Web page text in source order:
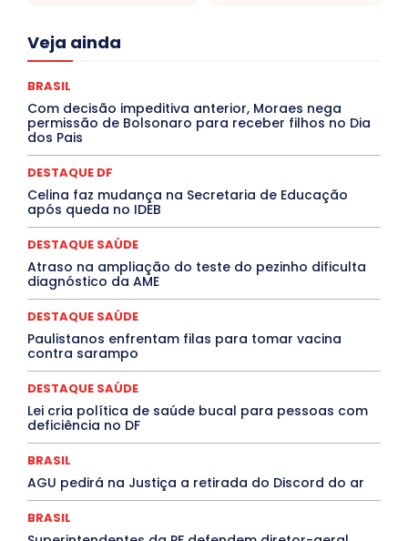
Veja ainda
Acre
Congressuanas & Esplanadumas
Covid-19
Crônica Política
Cultura e Tal
DANÇA Dengue
Denuncia
DESTAQUE BRASIL
DESTAQUE DF
DESTAQUE SAÚDE
DESTAQUES OUTROS
ELEIÇÕES
Especial
Espírito Santo ESPORTE
ESTÁGIO
EVENTOS
EXPOSIÇÃO
Febre Oropouche
FILMES
Goiás
INTELIGÊNCIA ARTIFICIAL
Jogos Online
JUDICIÁRIO LITERATURA
Maranhão
Marburg
MEIO AMBIENTE
Minas Gerais MOBILIDADE
MPOX
MÚSICA
O Plantonista
PROCESSO SELETIVO
PUBLIEDITORIAL
QUALIFICAÇÃO PROFISSIONAL
Santa Catarina
Saúde Agora
SEGURANÇA
Soltando o Verbo
TÁ FROID?
Tocantins
Utilidade Pública ZikaVirus
Mais
BRASIL
Com decisão impeditiva anterior, Moraes nega
permissão de Bolsonaro para receber filhos no Dia
dos Pais
DESTAQUE DF
Celina faz mudança na Secretaria de Educação
após queda no IDEB
DESTAQUE SAÚDE
Atraso na ampliação do teste do pezinho dificulta
diagnóstico da AME
DESTAQUE SAÚDE
Paulistanos enfrentam filas para tomar vacina
contra sarampo
DESTAQUE SAÚDE
Lei cria política de saúde bucal para pessoas com
deficiência no DF
BRASIL
AGU pedirá na Justiça a retirada do Discord do ar
BRASIL